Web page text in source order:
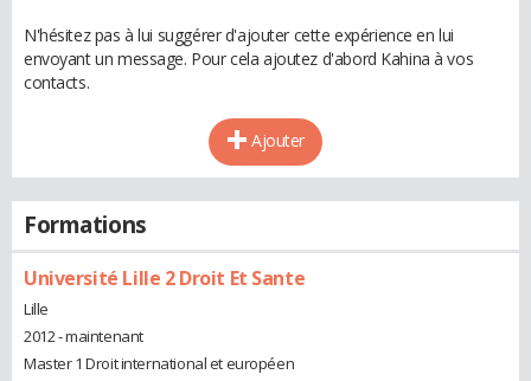
N'hésitez pas à lui suggérer d'ajouter cette expérience en lui
envoyant un message. Pour cela ajoutez d'abord Kahina à vos
contacts.
Ajouter
Formations
Université Lille 2 Droit Et Sante
Lille
2012 - maintenant
Master 1 Droit international et européen